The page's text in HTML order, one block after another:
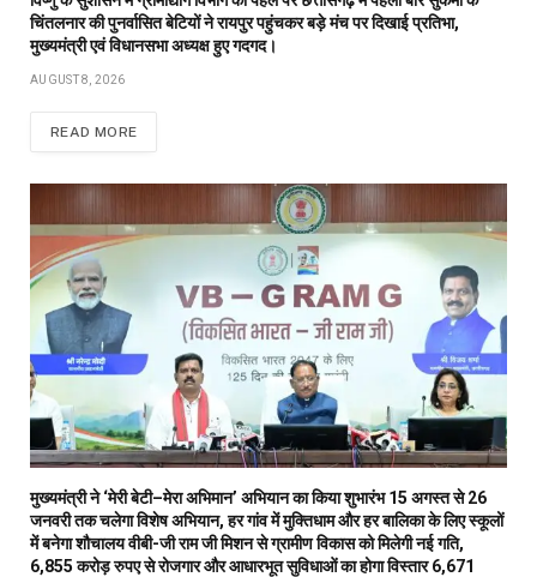
चिंतलनार की पुनर्वासित बेटियों ने रायपुर पहुंचकर बड़े मंच पर दिखाई प्रतिभा,
मुख्यमंत्री एवं विधानसभा अध्यक्ष हुए गदगद।
AUGUST 8, 2026
READ MORE
मुख्यमंत्री ने ‘मेरी बेटी–मेरा अभिमान’ अभियान का किया शुभारंभ 15 अगस्त से 26
जनवरी तक चलेगा विशेष अभियान, हर गांव में मुक्तिधाम और हर बालिका के लिए स्कूलों
में बनेगा शौचालय वीबी-जी राम जी मिशन से ग्रामीण विकास को मिलेगी नई गति,
6,855 करोड़ रुपए से रोजगार और आधारभूत सुविधाओं का होगा विस्तार 6,671